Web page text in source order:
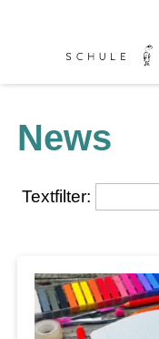
News
Textfilter: